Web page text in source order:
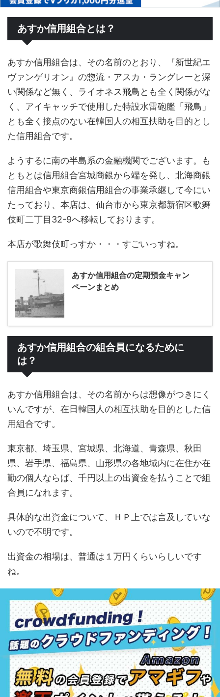
あすか信用組合とは？
あすか信用組合は、その名前のとおり、『新世紀エ
ヴァンゲリオン』の惣流・アスカ・ラングレーと深
い関係など無く、ライオネス飛鳥とも全く関係がな
く、アイキャッチで使用した特設水雷砲艦「飛鳥」
とも全く接点のない在韓国人の相互扶助を目的とし
た信用組合です。
ようするに南の半島系の金融機関でございます。も
ともとは信用組合宮城商銀から端を発し、北海商銀
信用組合や東京商銀信用組合の事業承継して今にい
たっており、本店は、仙台市から東京都新宿区歌舞
伎町二丁目32-9へ移転しております。
本店が歌舞伎町っすか・・・すごいっすね。
あすか信用組合の定期預金キャン
ペーンまとめ
あすか信用組合の組合員になるために
は？
あすか信用組合は、その名前からは想像がつきにく
いんですが、在日韓国人の相互扶助を目的とした信
用組合です。
東京都、埼玉県、宮城県、北海道、青森県、秋田
県、岩手県、福島県、山形県の各地域内に在住か在
勤の個人ならば、千円以上の出資金を払うことで組
合員になれます。
具体的な出資金について、ＨＰ上では言及していな
いので不明です。
出資金の相場は、普通は１万円くらいらしいです
ね。